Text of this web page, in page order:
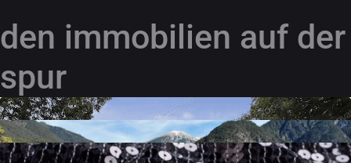
den immobilien auf der
spur
Makler
Bauträger
V.I.P Service